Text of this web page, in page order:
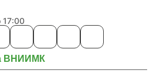
17:00
ВНИИМК